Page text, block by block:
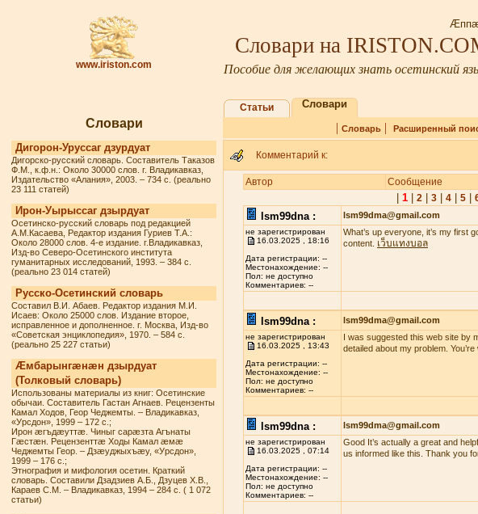
www.iriston.com
Словари на
Пособие для желающих знать осетинский
Словари
Дигорон-Уруссаг дзурдуат
Дигорско-русский словарь. Составитель Таказов
Ф.М., к.ф.н.: Около 30000 слов. г. Владикавказ,
Издательство «Алания», 2003. – 734 с. (реально
23 111 статей)
Ирон-Уырыссаг дзырдуат
Осетинско-русский словарь под редакцией
А.М.Касаева, Редактор издания Гуриев Т.А.:
Около 28000 слов. 4-е издание. г.Владикавказ,
Изд-во Северо-Осетинского института
гуманитарных исследований, 1993. – 384 с.
(реально 23 014 статей)
Русско-Осетинский словарь
Составил В.И. Абаев. Редактор издания М.И.
Исаев: Около 25000 слов. Издание второе,
исправленное и дополненное. г. Москва, Изд-во
«Советская энциклопедия», 1970. – 584 с.
(реально 25 227 статьи)
Æмбарынгæнæн дзырдуат
(Толковый словарь)
Использованы материалы из книг: Осетинские
обычаи. Составитель Гастан Агнаев. Рецензенты
Камал Ходов, Геор Чеджемты. – Владикавказ,
«Урсдон», 1999 – 172 с.;
Ирон æгъдæуттæ. Чиныг сарæзта Агънаты
Гæстæн. Рецензенттæ Ходы Камал æмæ
Чеджемты Геор. – Дзæуджыхъæу, «Урсдон»,
1999 – 176 с.;
Этнография и мифология осетин. Краткий
словарь. Составили Дзадзиев А.Б., Дзуцев Х.В.,
Караев С.М. – Владикавказ, 1994 – 284 с. ( 1 072
статьи)
Статьи Словари
| Словарь| Расширенный
Комментарий к:
Автор Сообщение
1| 2| 3| 4| 5|
lsm99dna :
lsm99dma@gmail.com
не зарегистрирован
16.03.2025 , 18:16
Дата регистрации: --
Местонахождение: --
Пол: не доступно
Комментариев: --
What’s up everyone, it’s my first
content. เว็บแทงบอล
lsm99dna : lsm99dma@gmail.com
не зарегистрирован
16.03.2025 , 13:43
Дата регистрации: --
Местонахождение: --
Пол: не доступно
Комментариев: --
I was suggested this web site by
detailed about my problem.
lsm99dna : lsm99dma@gmail.com
не зарегистрирован
16.03.2025 , 07:14
Дата регистрации: --
Местонахождение: --
Пол: не доступно
Комментариев: --
Good It’s actually a great and
us informed like this. Thank you